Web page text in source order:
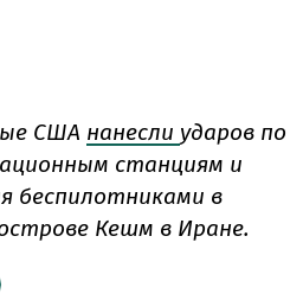
США нанесли ударов по
станциям и
беспилотниками в
Кешм в Иране.